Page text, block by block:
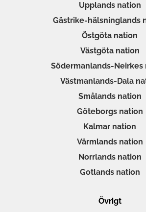
Upplands nation
Gästrike-hälsninglands
Östgöta nation
Västgöta nation
Södermanlands-Neirkes
Västmanlands-Dala
Smålands nation
Göteborgs nation
Kalmar nation
Värmlands nation
Norrlands nation
Gotlands nation
Övrigt